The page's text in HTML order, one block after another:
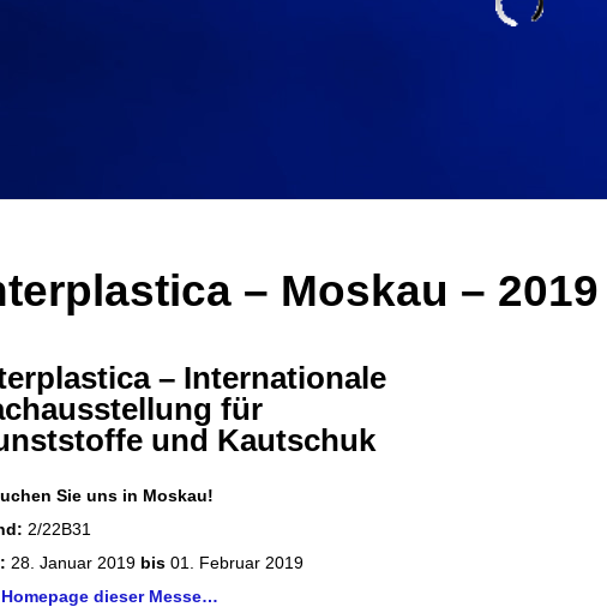
– Moskau – 2019
– Internationale
für
und Kautschuk
Sie uns in Moskau!
2/22B31
28. Januar 2019 bis 01. Februar 2019
dieser Messe…